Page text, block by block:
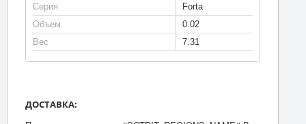
Серия
Forta
Объем
0.02
Вес
7.31
ДОСТАВКА: